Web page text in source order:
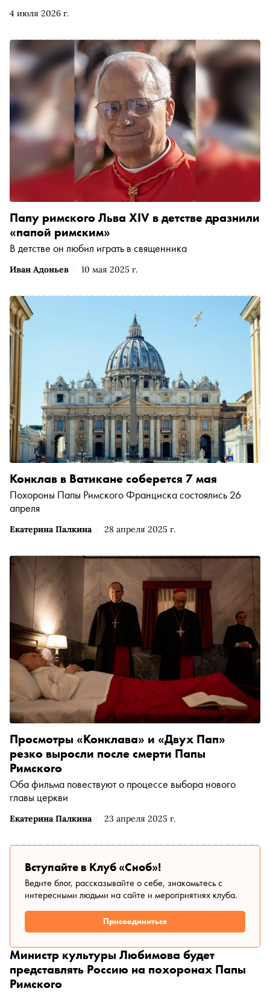
4 июля 2026 г.
церковью. «Сноб» публикует отрывок
Иван Адоньев 10 мая 2025 г.
Папу римского Льва XIV в детстве дразнили
«папой римским»
В детстве он любил играть в священника
Екатерина Палкина 28 апреля 2025 г.
Конклав в Ватикане соберется 7 мая
Похороны Папы Римского Франциска состоялись 26
апреля
Екатерина Палкина 23 апреля 2025 г.
Просмотры «Конклава» и «Двух Пап»
резко выросли после смерти Папы
Римского
Оба фильма повествуют о процессе выбора нового
главы церкви
Вступайте в Клуб «Сноб»!
Ведите блог, рассказывайте о себе, знакомьтесь с
интересными людьми на сайте и мероприятиях клуба.
Присоединиться
Министр культуры Любимова будет
представлять Россию на похоронах Папы
Римского